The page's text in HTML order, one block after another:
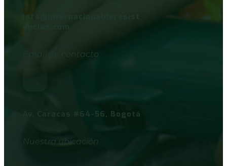
info@internacionalderesist
Email de contacto
Av. Caracas #64-56, Bogotá
Nuestra ubicación